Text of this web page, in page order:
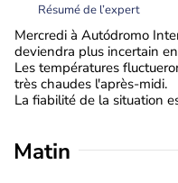
Résumé de l’expert
Mercredi à Autódromo
deviendra plus incertain
Les températures
très chaudes l'après-midi.
La fiabilité de la situation
Matin